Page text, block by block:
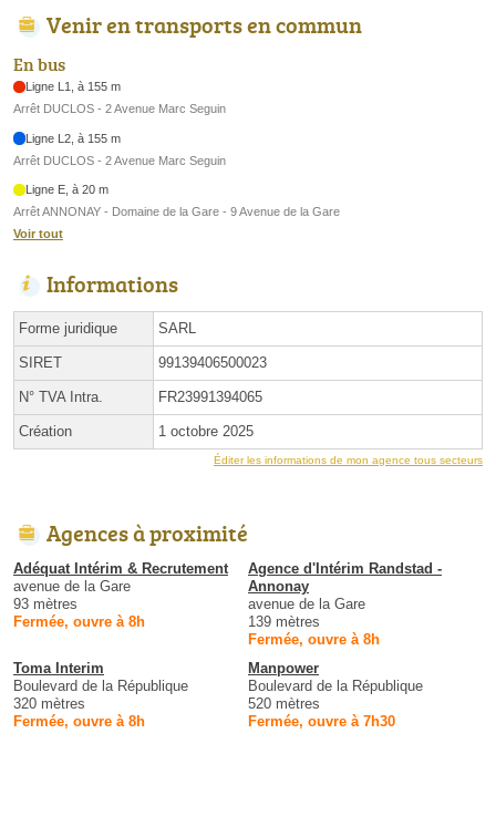
Venir en transports en commun
En bus
Ligne L1, à 155 m
Arrêt DUCLOS - 2 Avenue Marc Seguin
Ligne L2, à 155 m
Arrêt DUCLOS - 2 Avenue Marc Seguin
Ligne E, à 20 m
Arrêt ANNONAY - Domaine de la Gare - 9 Avenue de la Gare
Voir tout
Informations
Forme juridique SARL
SIRET 99139406500023
N° TVA Intra. FR23991394065
Création 1 octobre 2025
Éditer les informations de mon agence tous secteurs
Agences à proximité
Adéquat Intérim & Recrutement
avenue de la Gare
93 mètres
Fermée, ouvre à 8h
Agence d'Intérim Randstad -
Annonay
avenue de la Gare
139 mètres
Fermée, ouvre à 8h
Toma Interim
Boulevard de la République
320 mètres
Fermée, ouvre à 8h
Manpower
Boulevard de la République
520 mètres
Fermée, ouvre à 7h30